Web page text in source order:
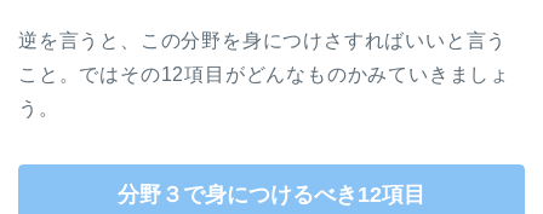
逆を言うと、この分野を身につけさすればいいと言う
こと。ではその12項目がどんなものかみていきましょ
う。
分野３で身につけるべき12項目